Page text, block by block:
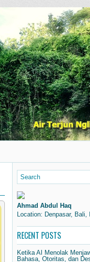
Ahmad Abdul Haq
Location: Denpasar, Bali,
RECENT POSTS
Ketika AI Menolak
Bahasa, Otoritas, dan